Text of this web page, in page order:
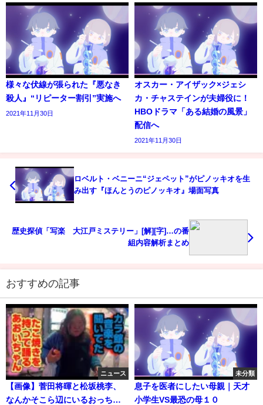
様々な伏線が張られた『悪なき
殺人』“リピーター割引”実施へ
2021年11月30日
オスカー・アイザック×ジェシ
カ・チャステインが夫婦役に！
HBOドラマ「ある結婚の風景」
配信へ
2021年11月30日
ロベルト・ベニーニ“ジェペット”がピノッキオを生
み出す『ほんとうのピノッキオ』場面写真
歴史探偵「写楽 大江戸ミステリー」[解][字]…の番
組内容解析まとめ
おすすめの記事
ニュース
【画像】菅田将暉と松坂桃李、
なんかそこら辺にいるおっちゃ
未分類
息子を医者にしたい母親｜天才
小学生VS最恐の母１０